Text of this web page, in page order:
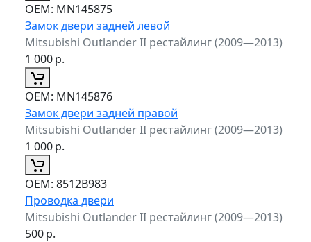
ОЕМ: MN145875
Замок двери задней левой
Mitsubishi Outlander II рестайлинг (2009—2013)
1 000р.
ОЕМ: MN145876
Замок двери задней правой
Mitsubishi Outlander II рестайлинг (2009—2013)
1 000р.
ОЕМ: 8512B983
Проводка двери
Mitsubishi Outlander II рестайлинг (2009—2013)
500р.